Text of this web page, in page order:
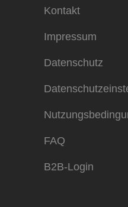
Kontakt
Impressum
Datenschutz
FAQ
B2B-Login